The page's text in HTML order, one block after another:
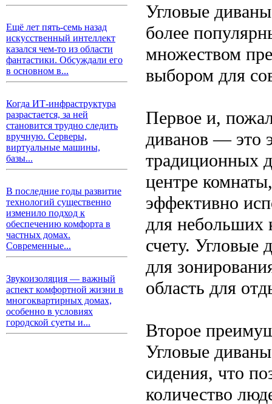
Ещё лет пять-семь назад
искусственный интеллект
казался чем-то из области
фантастики. Обсуждали его
в основном в...
Когда ИТ-инфраструктура
разрастается, за ней
становится трудно следить
вручную. Серверы,
виртуальные машины,
базы...
В последние годы развитие
технологий существенно
изменило подход к
обеспечению комфорта в
частных домах.
Современные...
Звукоизоляция — важный
аспект комфортной жизни в
многоквартирных домах,
особенно в условиях
городской суеты и...
Угловые диваны
более
множеством
выбором для
Первое и,
диванов — это
традиционных
центре
эффективно
для небольших
счету. Угловые
для
область для
Второе
Угловые
сидения, что
количество